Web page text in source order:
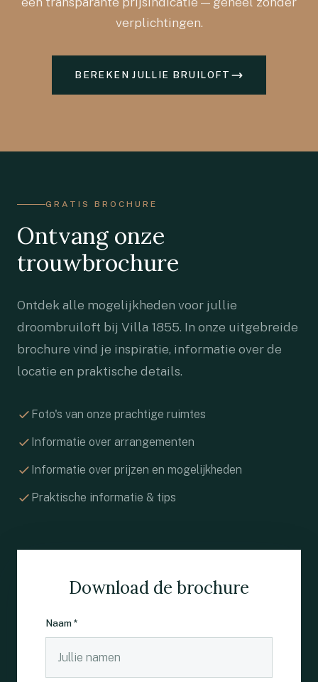
verplichtingen.
BEREKEN JULLIE BRUILOFT
GRATIS BROCHURE
Ontvang onze
trouwbrochure
Ontdek alle mogelijkheden voor jullie
droombruiloft bij Villa 1855. In onze uitgebreide
brochure vind je inspiratie, informatie over de
locatie en praktische details.
Foto's van onze prachtige ruimtes
Informatie over arrangementen
Informatie over prijzen en mogelijkheden
Praktische informatie & tips
Download de brochure
Naam *